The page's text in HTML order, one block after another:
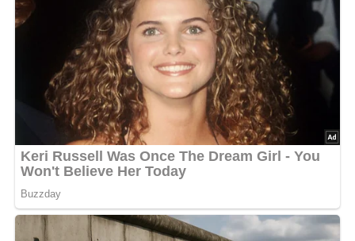
Salz kochen.
Für die einzelnen Quarkmischungen den Speisequark
vorher mit wenig Milch geschmeidig rühren, dann mit
den entsprechenden Zutaten würzen.
Abonniere jetzt unseren Newsletter!
Kein Spam, kein Bullshit, keine Weitergabe deiner Mailadresse an Dritte!